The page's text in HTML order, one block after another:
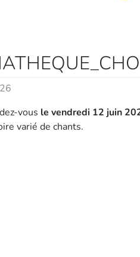
vous le vendredi 12 juin
varié de chants.